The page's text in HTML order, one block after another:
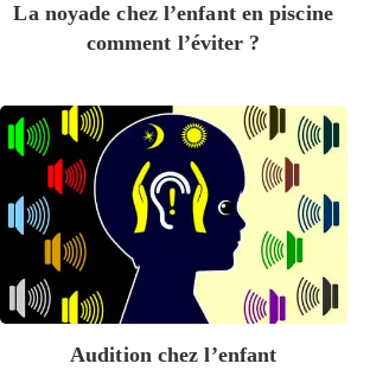
La noyade chez l’enfant en piscine
comment l’éviter ?
Audition chez l’enfant